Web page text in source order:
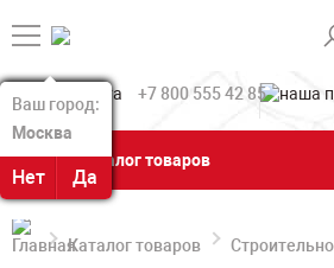
Ваш город:
Москва
Нет Да
Ваш город:
Москва
Нет Да
+7 800 555 42 85
Каталог товаров
Каталог товаров